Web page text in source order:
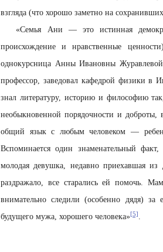
взгляда (что хорошо заметно на
«Семья Ани — это истинная
происхождение и нравственные
однокурсница Анны Ивановны
профессор, заведовал кафедрой физики в
знал литературу, историю и философию
необыкновенной порядочности и
общий язык с любым человеком —
Вспоминается один знаменательный
молодая девушка, недавно приехавшая
раздражало, все старались ей помочь.
внимательно следили (особенно дядя)
будущего мужа, хорошего человека»[5] .